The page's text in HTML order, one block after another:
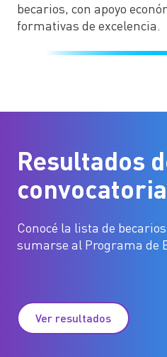
becarios, con apoyo
formativas de excelencia.
Resultados
Conocé la lista de
sumarse al Programa de
Ver resultados